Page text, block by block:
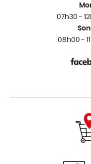
07h30 -
08h00 -